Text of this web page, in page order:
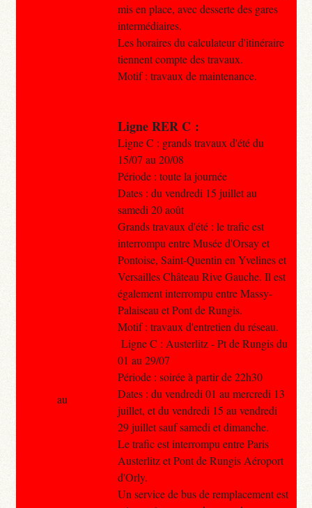
mis en place, avec desserte des gares
intermédiaires.
Les horaires du calculateur d'itinéraire
tiennent compte des travaux.
Motif : travaux de maintenance.
Ligne RER C :
Ligne C : grands travaux d'été du
15/07 au 20/08
Période : toute la journée
Dates : du vendredi 15 juillet au
samedi 20 août
Grands travaux d'été : le trafic est
interrompu entre Musée d'Orsay et
Pontoise, Saint-Quentin en Yvelines et
Versailles Château Rive Gauche. Il est
également interrompu entre Massy-
Palaiseau et Pont de Rungis.
Motif : travaux d'entretien du réseau.
Ligne C : Austerlitz - Pt de Rungis du
01 au 29/07
Période : soirée à partir de 22h30
Dates : du vendredi 01 au mercredi 13
juillet, et du vendredi 15 au vendredi
29 juillet sauf samedi et dimanche.
Le trafic est interrompu entre Paris
Austerlitz et Pont de Rungis Aéroport
d'Orly.
Un service de bus de remplacement est
au